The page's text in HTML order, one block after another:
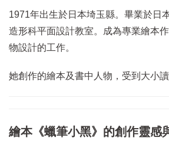
1971年出生於日本埼玉縣。畢業於日
造形科平面設計教室。成為專業繪本
物設計的工作。
她創作的繪本及書中人物，受到大小讀
繪本《蠟筆小黑》的創作靈感